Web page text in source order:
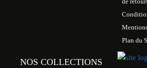
Plan du
NOS COLLECTIONS